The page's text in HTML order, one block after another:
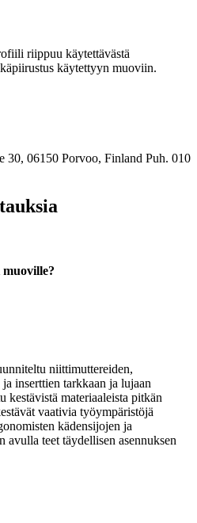
riippuu käytettävästä
käytettyyn muoviin.
30, 06150 Porvoo, Finland Puh. 010
niittimuttereiden,
inserttien tarkkaan ja lujaan
kestävistä materiaaleista pitkän
vaativia työympäristöjä
kädensijojen ja
avulla teet täydellisen asennuksen